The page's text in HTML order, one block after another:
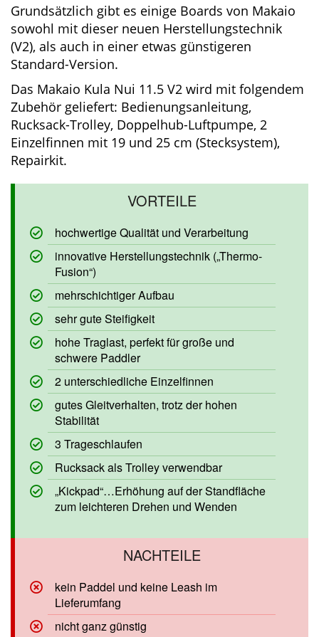
Grundsätzlich gibt es einige Boards von Makaio
sowohl mit dieser neuen Herstellungstechnik
(V2), als auch in einer etwas günstigeren
Standard-Version.
Das Makaio Kula Nui 11.5 V2 wird mit
folgendem Zubehör geliefert:
Bedienungsanleitung, Rucksack-Trolley,
Doppelhub-Luftpumpe, 2 Einzelfinnen mit 19
und 25 cm (Stecksystem), Repairkit.
hochwertige Qualität und Verarbeitung
innovative Herstellungstechnik („Thermo-
Fusion“)
mehrschichtiger Aufbau
sehr gute Steifigkeit
hohe Traglast, perfekt für große und
schwere Paddler
2 unterschiedliche Einzelfinnen
gutes Gleitverhalten, trotz der hohen
Stabilität
3 Trageschlaufen
Rucksack als Trolley verwendbar
„Kickpad“…Erhöhung auf der Standfläche
zum leichteren Drehen und Wenden
kein Paddel und keine Leash im
Lieferumfang
nicht ganz günstig